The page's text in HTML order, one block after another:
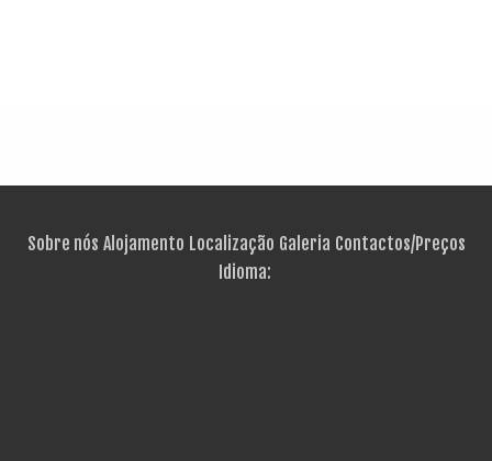
Sobre nós Alojamento Localização Galeria Contactos/Preços
Idioma: